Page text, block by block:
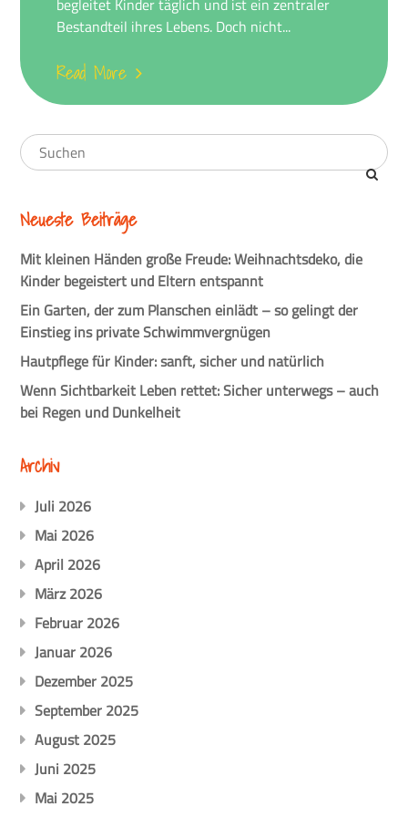
Bestandteil ihres Lebens. Doch nicht...
Read More
Neueste Beiträge
Mit kleinen Händen große Freude: Weihnachtsdeko, die
Kinder begeistert und Eltern entspannt
Ein Garten, der zum Planschen einlädt – so gelingt der
Einstieg ins private Schwimmvergnügen
Hautpflege für Kinder: sanft, sicher und natürlich
Wenn Sichtbarkeit Leben rettet: Sicher unterwegs – auch
bei Regen und Dunkelheit
Archiv
Juli 2026
Mai 2026
April 2026
März 2026
Februar 2026
Januar 2026
Dezember 2025
September 2025
August 2025
Juni 2025
Mai 2025